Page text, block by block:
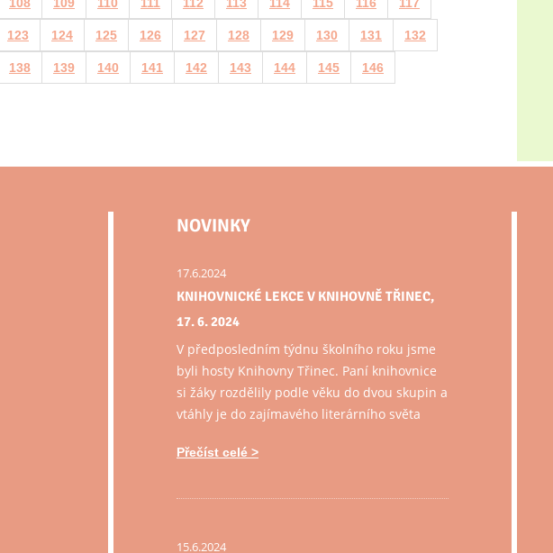
123 124 125 126 127 128 129 130 131 132
138 139 140 141 142 143 144 145 146
NOVINKY
17.6.2024
KNIHOVNICKÉ LEKCE V KNIHOVNĚ TŘINEC,
17. 6. 2024
V předposledním týdnu školního roku jsme
byli hosty Knihovny Třinec. Paní knihovnice
si žáky rozdělily podle věku do dvou skupin a
vtáhly je do zajímavého literárního světa
Přečíst celé
15.6.2024